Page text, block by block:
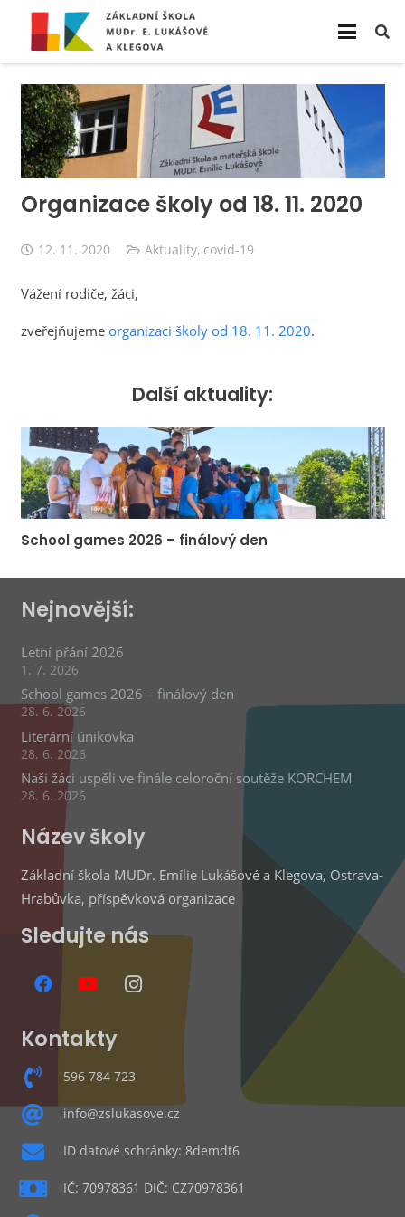
Organizace školy od 18. 11. 2020
12. 11. 2020 Aktuality, covid-19
Vážení rodiče, žáci,
zveřejňujeme organizaci školy od 18. 11. 2020.
Další aktuality:
School games 2026 – finálový den
Nejnovější:
Letní přání 2026
1. 7. 2026
School games 2026 – finálový den
28. 6. 2026
Literární únikovka
28. 6. 2026
Naši žáci uspěli ve finále celoroční soutěže KORCHEM
28. 6. 2026
Název školy
Základní škola MUDr. Emílie Lukášové a Klegova, Ostrava-
Hrabůvka, příspěvková organizace
Sledujte nás
Kontakty
596 784 723
info@zslukasove.cz
ID datové schránky: 8demdt6
IČ: 70978361 DIČ: CZ70978361